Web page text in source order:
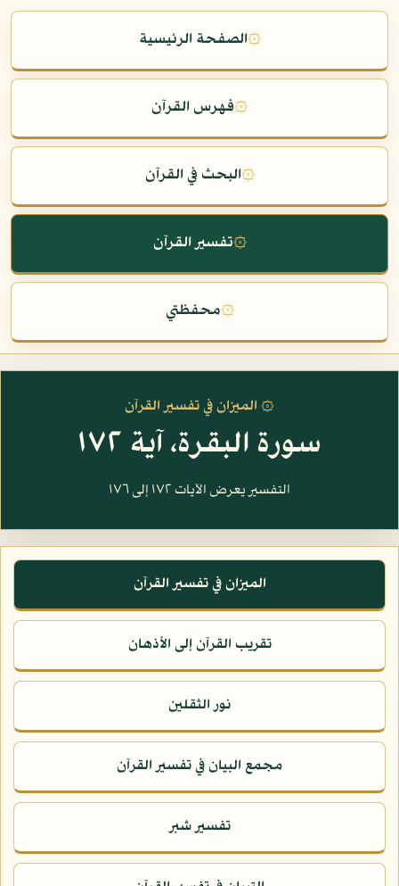
۞الصفحة الرئيسية
۞فهرس القرآن
۞البحث في القرآن
۞تفسير القرآن
۞محفظتي
۞ الميزان في تفسير القرآن
سورة البقرة، آية ١٧٢
التفسير يعرض الآيات ١٧٢ إلى ١٧٦
الميزان في تفسير القرآن
تقريب القرآن إلى الأذهان
نور الثقلين
مجمع البيان في تفسير القرآن
تفسير شبر